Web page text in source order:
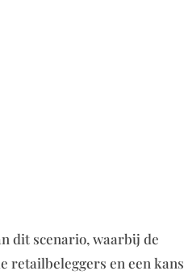
dit scenario, waarbij de
retailbeleggers en een kans